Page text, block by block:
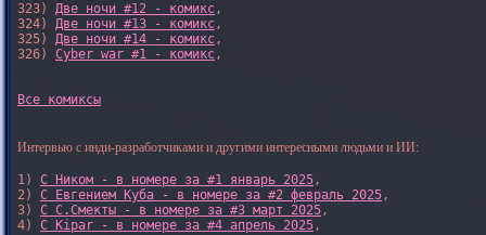
323) Две ночи #12 - комикс,
324) Две ночи #13 - комикс,
325) Две ночи #14 - комикс,
326) Cyber war #1 - комикс,
Все комиксы
Интервью с инди-разработчиками и другими интересными людьми и ИИ:
1) С Ником - в номере за #1 январь 2025,
2) С Евгением Куба - в номере за #2 февраль 2025,
3) С С.Смекты - в номере за #3 март 2025,
4) С Kipar - в номере за #4 апрель 2025,